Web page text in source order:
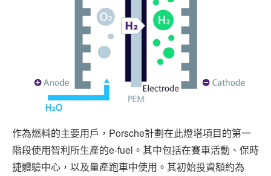
作為燃料的主要用戶，Porsche計劃在此燈塔項目的第一
階段使用智利所生產的e-fuel。其中包括在賽車活動、保時
捷體驗中心，以及量產跑車中使用。其初始投資額約為